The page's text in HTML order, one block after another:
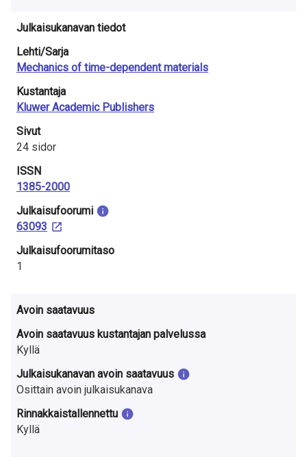
Julkaisukanavan tiedot
Lehti/Sarja
Mechanics of time-dependent materials
Kustantaja
Kluwer Academic Publishers
Sivut
24 sidor
ISSN
1385-2000
Julkaisu­foorumi
63093
Julkaisufoorumitaso
1
Avoin saatavuus
Avoin saatavuus kustantajan palvelussa
Kyllä
Julkaisukanavan avoin saatavuus
Osittain avoin julkaisukanava
Rinnakkaistallennettu
Kyllä